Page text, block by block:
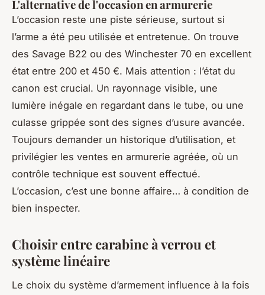
L'alternative de l'occasion en armurerie
L’occasion reste une piste sérieuse, surtout si
l’arme a été peu utilisée et entretenue. On trouve
des Savage B22 ou des Winchester 70 en excellent
état entre 200 et 450 €. Mais attention : l’état du
canon est crucial. Un rayonnage visible, une
lumière inégale en regardant dans le tube, ou une
culasse grippée sont des signes d’usure avancée.
Toujours demander un historique d’utilisation, et
privilégier les ventes en armurerie agréée, où un
contrôle technique est souvent effectué.
L’occasion, c’est une bonne affaire… à condition de
bien inspecter.
Choisir entre carabine à verrou et
système linéaire
Le choix du système d’armement influence à la fois